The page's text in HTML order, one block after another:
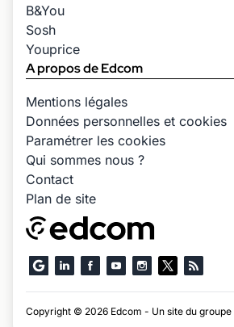
B&You
Sosh
Youprice
A propos de Edcom
Mentions légales
Données personnelles et cookies
Paramétrer les cookies
Qui sommes nous ?
Contact
Plan de site
Copyright © 2026 Edcom - Un site du groupe